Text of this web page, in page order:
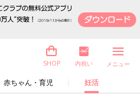
赤ちゃん・育児 妊活
SHOP 内祝い メニュー